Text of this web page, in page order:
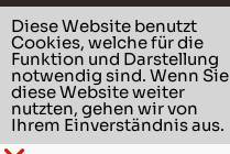
Diese Website benutzt
Cookies, welche für die
Funktion und Darstellung
notwendig sind. Wenn Sie
diese Website weiter
nutzten, gehen wir von
Ihrem Einverständnis aus.